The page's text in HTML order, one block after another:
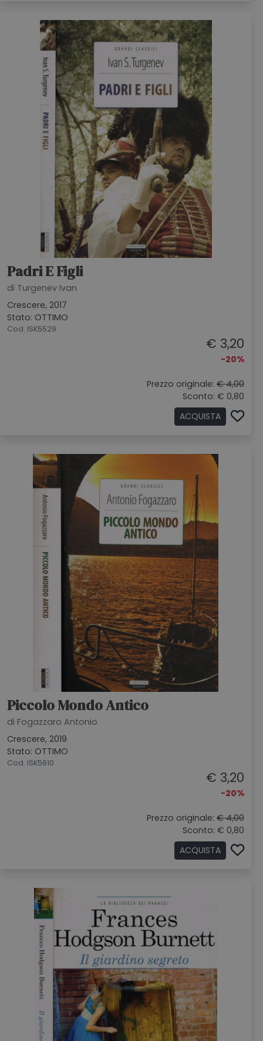
Padri E Figli
di Turgenev Ivan
Crescere, 2017
Stato: OTTIMO
Cod. ISK5529
€ 3,20
-20%
Prezzo originale: € 4,00
Sconto: € 0,80
ACQUISTA
Piccolo Mondo Antico
di Fogazzaro Antonio
Crescere, 2019
Stato: OTTIMO
Cod. ISK5610
€ 3,20
-20%
Prezzo originale: € 4,00
Sconto: € 0,80
ACQUISTA